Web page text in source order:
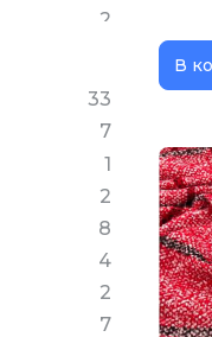
2
33
7
1
2
8
4
2
7
В